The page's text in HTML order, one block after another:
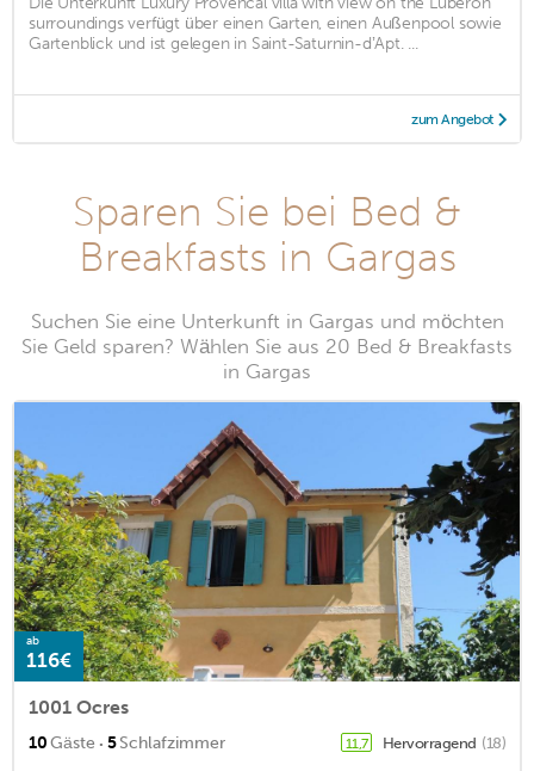
surroundings verfügt über einen Garten, einen Außenpool sowie
Gartenblick und ist gelegen in Saint-Saturnin-dʼApt. ...
zum Angebot
Sparen Sie bei Bed &
Breakfasts in Gargas
Suchen Sie eine Unterkunft in Gargas und möchten
Sie Geld sparen? Wählen Sie aus 20 Bed & Breakfasts
in Gargas
ab
116€
1001 Ocres
10Gäste · 5Schlafzimmer 11,7 Hervorragend (18)